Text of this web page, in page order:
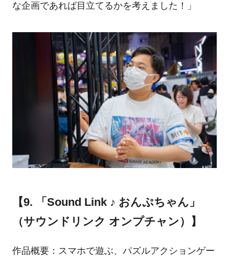
な企画であれば目立てるかを考えました！」
【9. 「Sound Link ♪ おんぷちゃん」
（サウンドリンク オンプチャン）】
作品概要：スマホで遊ぶ、パズルアクションゲー